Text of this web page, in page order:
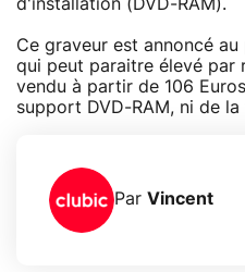
d'installation (DVD-RAM).
Ce graveur est annoncé
qui peut paraitre élevé par
vendu à partir de 106
support DVD-RAM, ni de
Par Vincent